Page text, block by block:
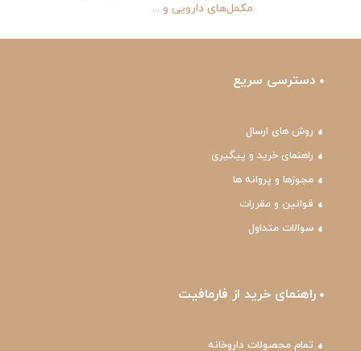
مکمل‌های دارویی و ...
دسترسی سریع
روش های ارسال
راهنمای خرید و پیگیری
مجوزها و پروانه ها
قوانین و مقررات
سوالات متداول
راهنمای خرید از فارمافیت
تمام محصولات داروخانه